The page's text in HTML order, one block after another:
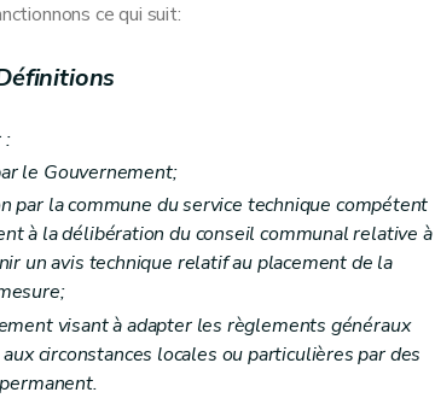
routière
d’office
routière
ce qui suit:
:
le Gouvernement;
par la commune du service technique compétent
à la délibération du conseil communal relative à
un avis technique relatif au placement de la
visant à adapter les règlements généraux
circonstances locales ou particulières par des